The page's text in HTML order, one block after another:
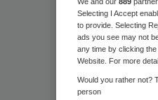
21
Selecting I Accept
to provide. Selecting
ads you see may not
any time by clicking
Website. For more
Would you rather not?
person